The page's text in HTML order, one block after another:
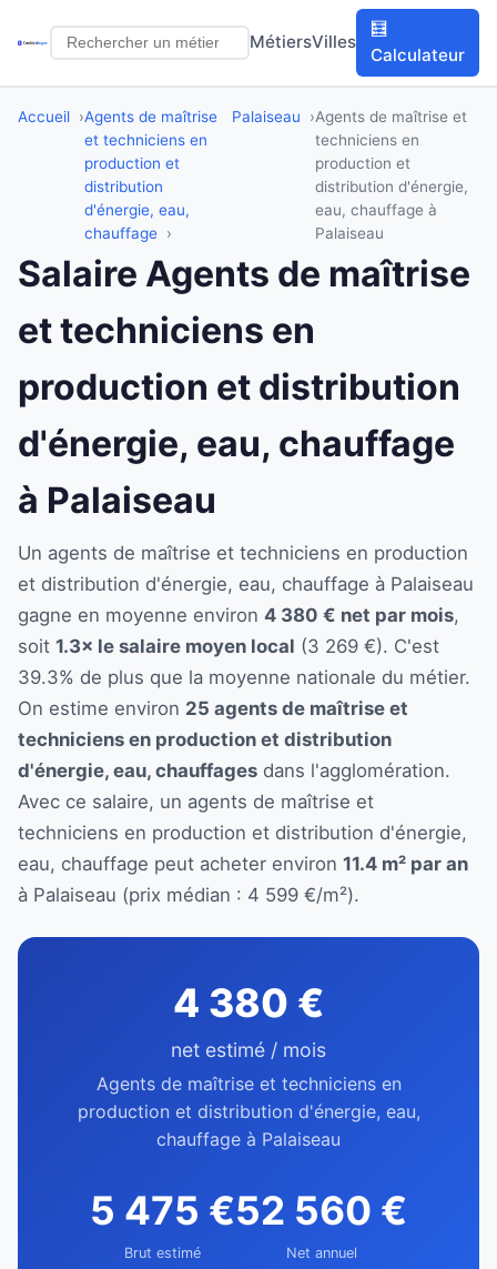
MétiersVilles
🧮
Calculateur
Accueil
Agents de maîtrise
et techniciens en
production et
distribution
d'énergie, eau,
chauffage
Palaiseau
Agents de maîtrise et
techniciens en
production et
distribution d'énergie,
eau, chauffage à
Palaiseau
Salaire Agents de maîtrise
et techniciens en
production et distribution
d'énergie, eau, chauffage
à Palaiseau
Un agents de maîtrise et techniciens en production
et distribution d'énergie, eau, chauffage à Palaiseau
gagne en moyenne environ 4 380 € net par mois,
soit 1.3× le salaire moyen local (3 269 €). C'est
39.3% de plus que la moyenne nationale du métier.
On estime environ 25 agents de maîtrise et
techniciens en production et distribution
d'énergie, eau, chauffages dans l'agglomération.
Avec ce salaire, un agents de maîtrise et
techniciens en production et distribution d'énergie,
eau, chauffage peut acheter environ 11.4 m² par an
à Palaiseau (prix médian : 4 599 €/m²).
4 380 €
net estimé / mois
Agents de maîtrise et techniciens en
production et distribution d'énergie, eau,
chauffage à Palaiseau
5 475 €
Brut estimé
52 560 €
Net annuel